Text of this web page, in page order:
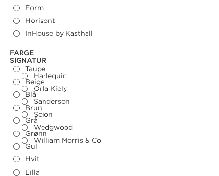
Harlequin
Orla Kiely
Sanderson
Scion
Wedgwood
William Morris & Co
Form
Horisont
InHouse by Kasthall
Taupe
Beige
Blå
Brun
Grå
Grønn
Gul
Hvit
Lilla